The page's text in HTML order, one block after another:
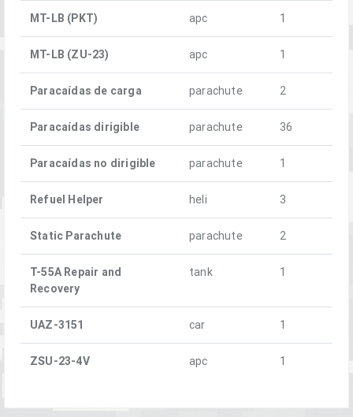
MT-LB (PKT) apc 1
MT-LB (ZU-23) apc 1
Paracaídas de carga parachute 2
Paracaídas dirigible parachute 36
Paracaídas no dirigible parachute 1
Refuel Helper heli 3
Static Parachute parachute 2
T-55A Repair and
Recovery
tank 1
UAZ-3151 car 1
ZSU-23-4V apc 1